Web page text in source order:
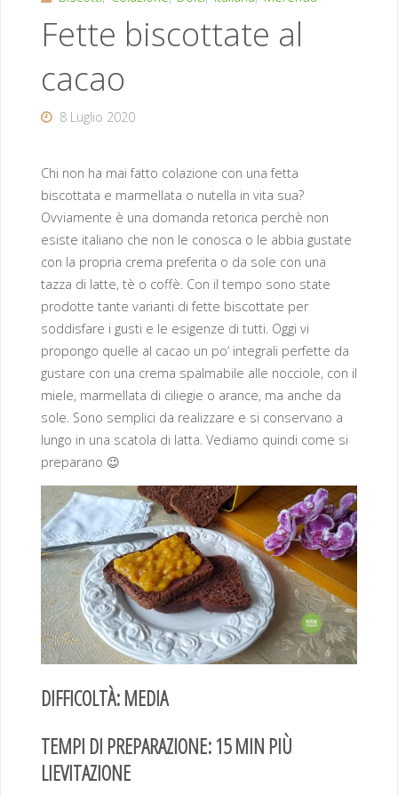
Fette biscottate al
cacao
8 Luglio 2020
Chi non ha mai fatto colazione con una fetta
biscottata e marmellata o nutella in vita sua?
Ovviamente è una domanda retorica perchè non
esiste italiano che non le conosca o le abbia gustate
con la propria crema preferita o da sole con una
tazza di latte, tè o coffè. Con il tempo sono state
prodotte tante varianti di fette biscottate per
soddisfare i gusti e le esigenze di tutti. Oggi vi
propongo quelle al cacao un po’ integrali perfette da
gustare con una crema spalmabile alle nocciole, con il
miele, marmellata di ciliegie o arance, ma anche da
sole. Sono semplici da realizzare e si conservano a
lungo in una scatola di latta. Vediamo quindi come si
preparano 😉
DIFFICOLTÀ: MEDIA
TEMPI DI PREPARAZIONE: 15 MIN PIÙ
LIEVITAZIONE